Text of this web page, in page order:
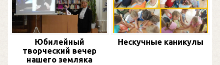
Юбилейный
творческий вечер
нашего земляка
Нескучные каникулы